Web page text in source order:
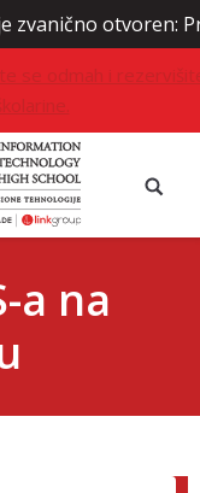
otvoren:
se odmah i
a na